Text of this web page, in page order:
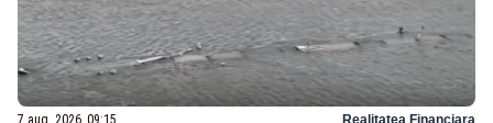
7 aug. 2026, 09:15 Realitatea Financiara